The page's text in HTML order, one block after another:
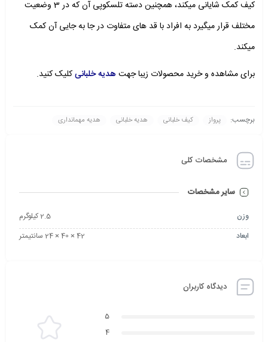
کیف کمک شایانی میکند، همچنین دسته تلسکوپی آن که در 3 وضعیت
مختلف قرار میگیرد به افراد با قد های متفاوت در جا به جایی آن کمک
میکند.
برای مشاهده و خرید محصولات زیبا جهت هدیه خلبانیکلیک کنید.
برچسب: پرواز کیف خلبانی هدیه خلبانی هدیه مهمانداری
مشخصات کلی
سایر مشخصات
وزن
2.5 کیلوگرم
ابعاد
42 × 40 × 24 سانتیمتر
دیدگاه کاربران
5
4